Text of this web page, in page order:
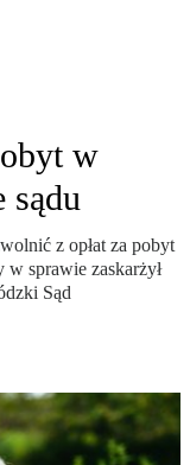
w
sądu
z opłat za pobyt
w sprawie zaskarżył
Sąd